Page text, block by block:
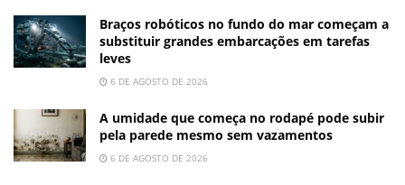
Braços robóticos no fundo do mar começam a
substituir grandes embarcações em tarefas
leves
6 DE AGOSTO DE 2026
A umidade que começa no rodapé pode subir
pela parede mesmo sem vazamentos
6 DE AGOSTO DE 2026